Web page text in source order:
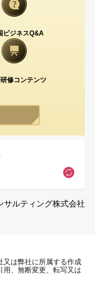
ビジネスQ&A
修コンテンツ
サルティング株式会社
又は弊社に所属する作成
用、無断変更、転写又は